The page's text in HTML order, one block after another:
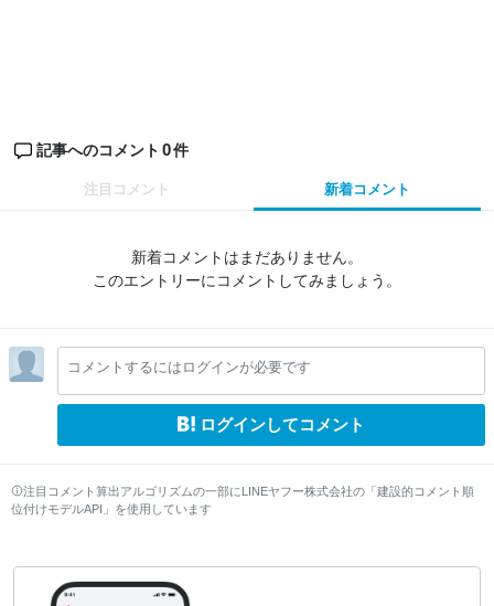
記事へのコメント 0件
注目コメント 新着コメント
新着コメントはまだありません。
このエントリーにコメントしてみましょう。
コメントするにはログインが必要です
ログインしてコメント
注目コメント算出アルゴリズムの一部にLINEヤフー株式会社の「建設的コメント順
位付けモデルAPI」を使用しています